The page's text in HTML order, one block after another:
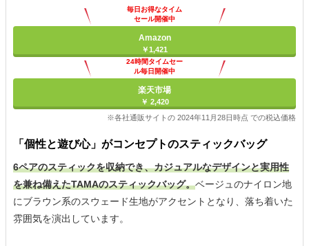
毎日お得なタイム
セール開催中
Amazon
￥1,421
24時間タイムセー
ル毎日開催中
楽天市場
￥ 2,420
※各社通販サイトの 2024年11月28日時点 での税込価格
「個性と遊び心」がコンセプトのスティックバッグ
6ペアのスティックを収納でき、カジュアルなデザインと実用性
を兼ね備えたTAMAのスティックバッグ。ベージュのナイロン地
にブラウン系のスウェード生地がアクセントとなり、落ち着いた
雰囲気を演出しています。